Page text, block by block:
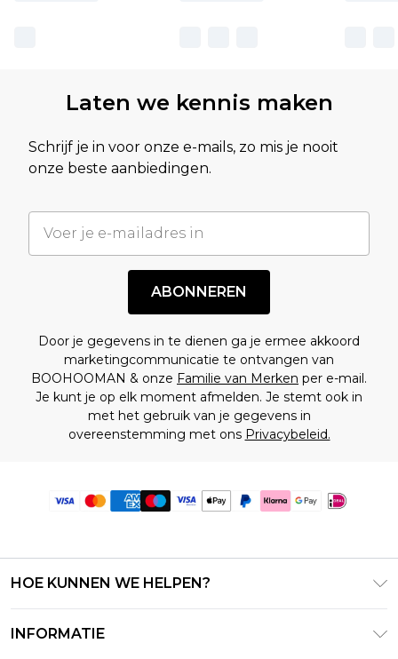
Laten we kennis maken
Schrijf je in voor onze e-mails, zo mis je nooit
onze beste aanbiedingen.
ABONNEREN
Door je gegevens in te dienen ga je ermee akkoord
marketingcommunicatie te ontvangen van
BOOHOOMAN & onze Familie van Merken per e-mail.
Je kunt je op elk moment afmelden. Je stemt ook in
met het gebruik van je gegevens in
overeenstemming met ons Privacybeleid.
HOE KUNNEN WE HELPEN?
INFORMATIE